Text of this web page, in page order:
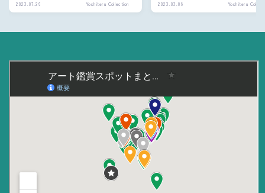
2023.07.26 Yoshiteru Collection 2023.03.09 Yoshiteru